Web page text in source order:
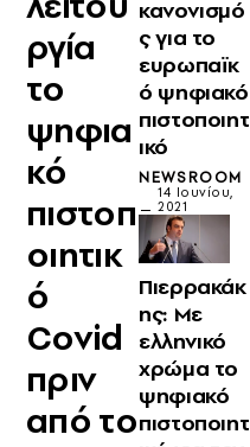
ργία
το
ψηφια
κό
πιστοπ
οιητικ
ό
Covid
πριν
από το
κανονισμό
ς για το
ευρωπαϊκ
ό ψηφιακό
πιστοποιητ
ικό
NEWSROOM
14 Ιουνίου,
2021
Πιερρακάκ
ης: Με
ελληνικό
χρώμα το
ψηφιακό
πιστοποιητ